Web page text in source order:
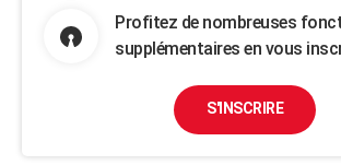
Profitez de nombreuses
supplémentaires en vous
S'INSCRIRE